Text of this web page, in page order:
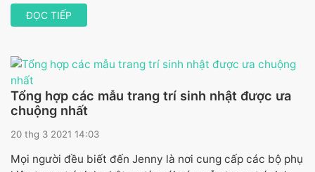
ĐỌC TIẾP
Tổng hợp các mẫu trang trí sinh nhật được ưa
chuộng nhất
20 thg 3 2021 14:03
Mọi người đều biết đến Jenny là nơi cung cấp các bộ phụ